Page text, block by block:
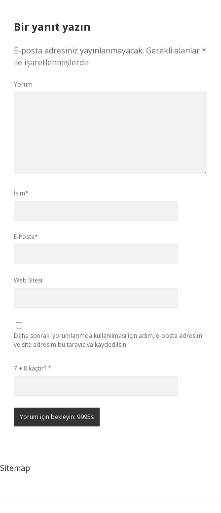
Bir yanıt yazın
E-posta adresiniz yayınlanmayacak. Gerekli alanlar*
ile işaretlenmişlerdir
Yorum
İsim*
E-Posta*
Web Sitesi
Daha sonraki yorumlarımda kullanılması için adım, e-posta adresim
ve site adresim bu tarayıcıya kaydedilsin.
7 + 8 kaçtır?*
Sitemap